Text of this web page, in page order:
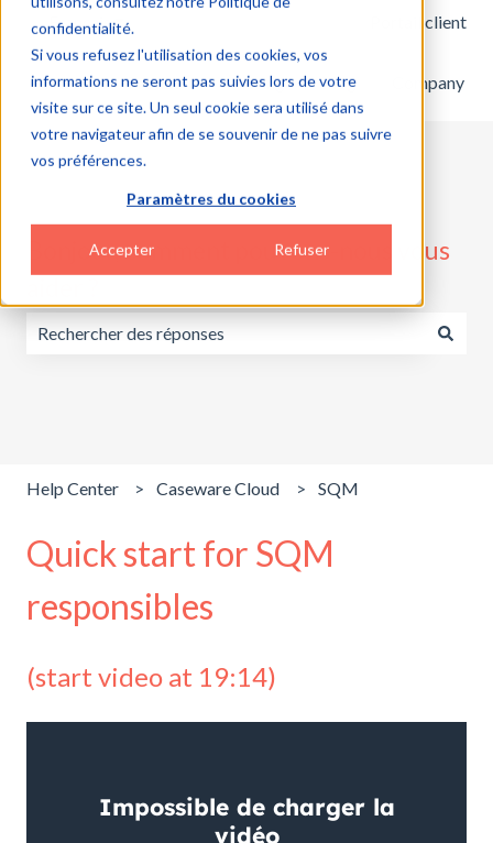
confidentialité.
Si vous refusez l'utilisation des cookies, vos
informations ne seront pas suivies lors de votre
visite sur ce site. Un seul cookie sera utilisé dans
votre navigateur afin de se souvenir de ne pas suivre
vos préférences.
Paramètres du cookies
Accepter Refuser
FrançaisAfficher le sous-menu pour les traductions
Portail client
Home Products Pricing Blog Company
Bonjour, comment pouvons-nous vous
Help Center Caseware Cloud SQM
Quick start for SQM
responsibles
(start video at 19:14)